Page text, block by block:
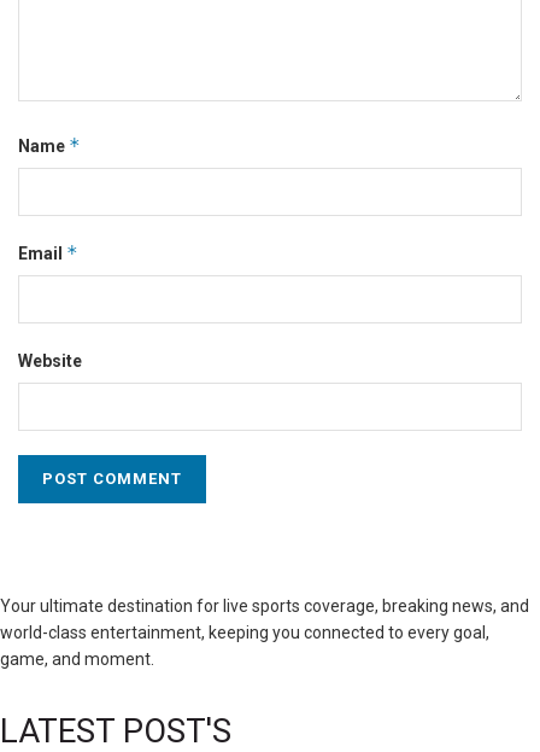
Name *
Email *
Website
Your ultimate destination for live sports coverage, breaking news, and
world-class entertainment, keeping you connected to every goal,
game, and moment.
LATEST POST'S